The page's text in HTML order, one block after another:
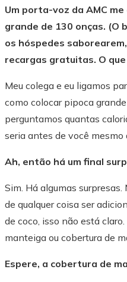
Um porta-voz da AMC me
grande de 130 onças. (O
os hóspedes
recargas gratuitas. O
Meu colega e eu ligamos
como colocar pipoca
perguntamos quantas
seria antes de você
Ah, então há um final
Sim. Há algumas
de qualquer coisa ser
de coco, isso não está
manteiga ou cobertura de
Espere, a cobertura de